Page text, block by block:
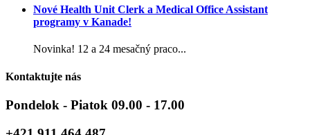
Nové Health Unit Clerk a Medical Office Assistant
programy v Kanade!
Novinka! 12 a 24 mesačný praco...
Kontaktujte nás
Pondelok - Piatok 09.00 - 17.00